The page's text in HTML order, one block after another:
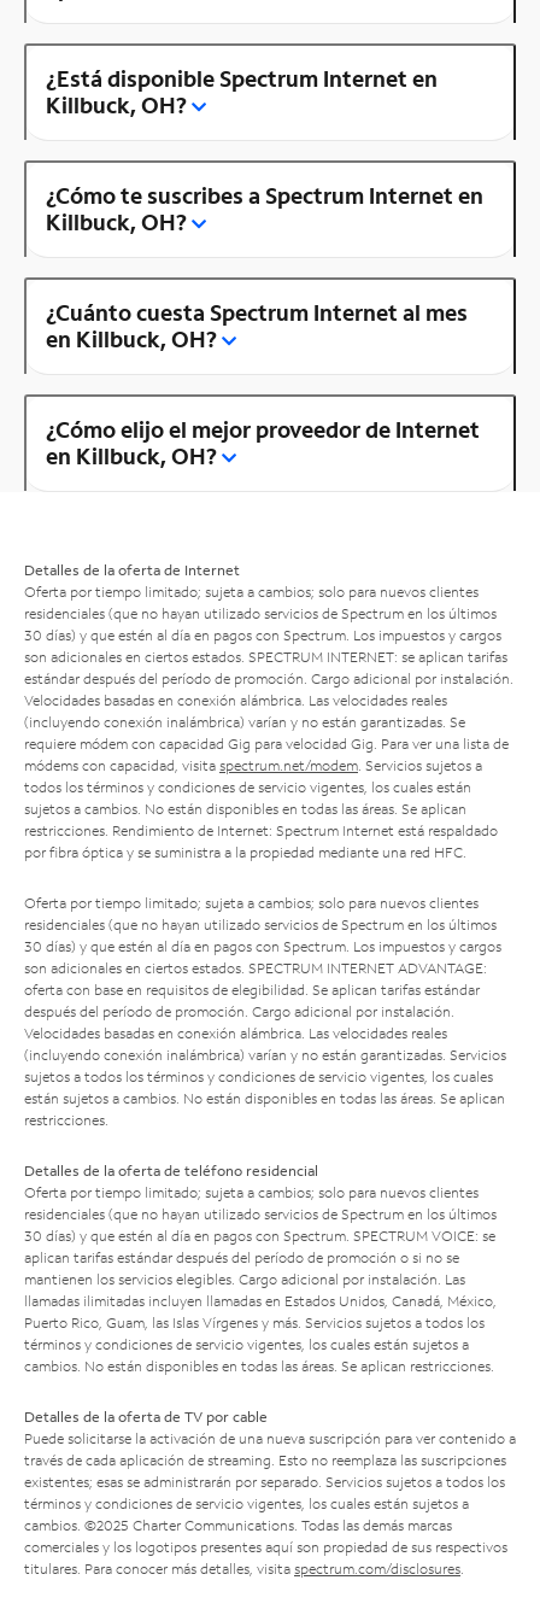
¿Está disponible Spectrum Internet en
Killbuck, OH?
¿Cómo te suscribes a Spectrum Internet en
Killbuck, OH?
¿Cuánto cuesta Spectrum Internet al mes
en Killbuck, OH?
¿Cómo elijo el mejor proveedor de Internet
en Killbuck, OH?
Detalles de la oferta de Internet
Oferta por tiempo limitado; sujeta a cambios; solo para nuevos clientes
residenciales (que no hayan utilizado servicios de Spectrum en los últimos
30 días) y que estén al día en pagos con Spectrum. Los impuestos y cargos
son adicionales en ciertos estados. SPECTRUM INTERNET: se aplican tarifas
estándar después del período de promoción. Cargo adicional por instalación.
Velocidades basadas en conexión alámbrica. Las velocidades reales
(incluyendo conexión inalámbrica) varían y no están garantizadas. Se
requiere módem con capacidad Gig para velocidad Gig. Para ver una lista de
módems con capacidad, visita spectrum.net/modem . Servicios sujetos a
todos los términos y condiciones de servicio vigentes, los cuales están
sujetos a cambios. No están disponibles en todas las áreas. Se aplican
restricciones. Rendimiento de Internet: Spectrum Internet está respaldado
por fibra óptica y se suministra a la propiedad mediante una red HFC.
Oferta por tiempo limitado; sujeta a cambios; solo para nuevos clientes
residenciales (que no hayan utilizado servicios de Spectrum en los últimos
30 días) y que estén al día en pagos con Spectrum. Los impuestos y cargos
son adicionales en ciertos estados. SPECTRUM INTERNET ADVANTAGE:
oferta con base en requisitos de elegibilidad. Se aplican tarifas estándar
después del período de promoción. Cargo adicional por instalación.
Velocidades basadas en conexión alámbrica. Las velocidades reales
(incluyendo conexión inalámbrica) varían y no están garantizadas. Servicios
sujetos a todos los términos y condiciones de servicio vigentes, los cuales
están sujetos a cambios. No están disponibles en todas las áreas. Se aplican
restricciones.
Detalles de la oferta de teléfono residencial
Oferta por tiempo limitado; sujeta a cambios; solo para nuevos clientes
residenciales (que no hayan utilizado servicios de Spectrum en los últimos
30 días) y que estén al día en pagos con Spectrum. SPECTRUM VOICE: se
aplican tarifas estándar después del período de promoción o si no se
mantienen los servicios elegibles. Cargo adicional por instalación. Las
llamadas ilimitadas incluyen llamadas en Estados Unidos, Canadá, México,
Puerto Rico, Guam, las Islas Vírgenes y más. Servicios sujetos a todos los
términos y condiciones de servicio vigentes, los cuales están sujetos a
cambios. No están disponibles en todas las áreas. Se aplican restricciones.
Detalles de la oferta de TV por cable
Puede solicitarse la activación de una nueva suscripción para ver contenido a
través de cada aplicación de streaming. Esto no reemplaza las suscripciones
existentes; esas se administrarán por separado. Servicios sujetos a todos los
términos y condiciones de servicio vigentes, los cuales están sujetos a
cambios. ©2025 Charter Communications. Todas las demás marcas
comerciales y los logotipos presentes aquí son propiedad de sus respectivos
titulares. Para conocer más detalles, visita spectrum.com/disclosures